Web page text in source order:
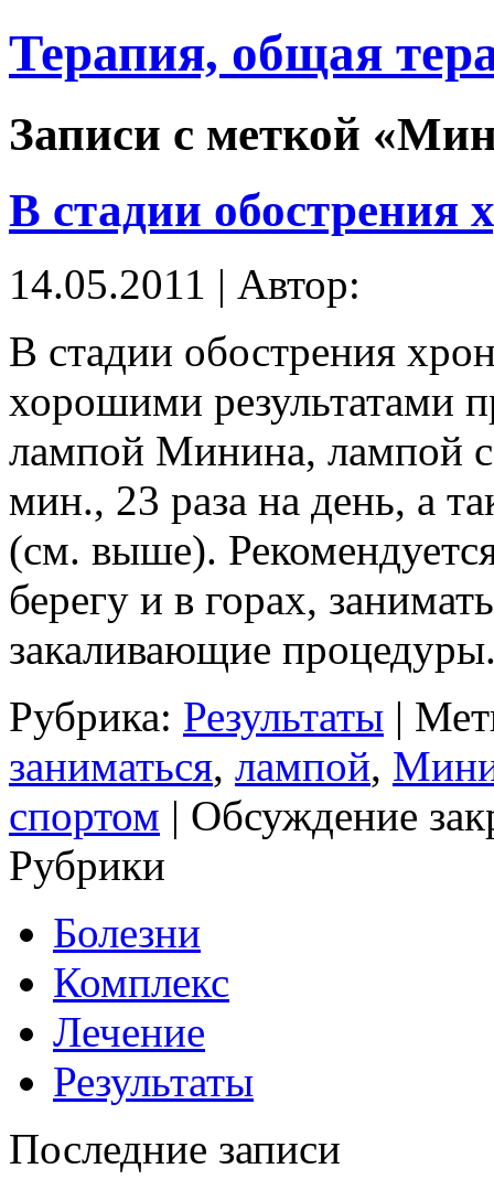
Терапия, общая
Записи с меткой
В стадии обострения
14.05.2011 | Автор:
В стадии обострения
хорошими результатами
лампой Минина, лампой
мин., 23 раза на день, а
(см. выше).
берегу и в горах,
закаливающие
Рубрика: Результаты |
заниматься, лампой,
спортом | Обсуждение
Рубрики
Болезни
Комплекс
Лечение
Результаты
Последние записи